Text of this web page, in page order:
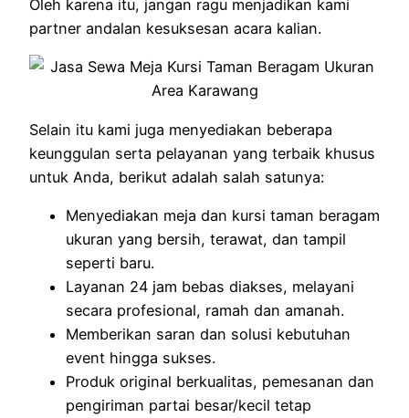
Oleh karena itu, jangan ragu menjadikan kami
partner andalan kesuksesan acara kalian.
Selain itu kami juga menyediakan beberapa
keunggulan serta pelayanan yang terbaik khusus
untuk Anda, berikut adalah salah satunya:
Menyediakan meja dan kursi taman beragam
ukuran yang bersih, terawat, dan tampil
seperti baru.
Layanan 24 jam bebas diakses, melayani
secara profesional, ramah dan amanah.
Memberikan saran dan solusi kebutuhan
event hingga sukses.
Produk original berkualitas, pemesanan dan
pengiriman partai besar/kecil tetap